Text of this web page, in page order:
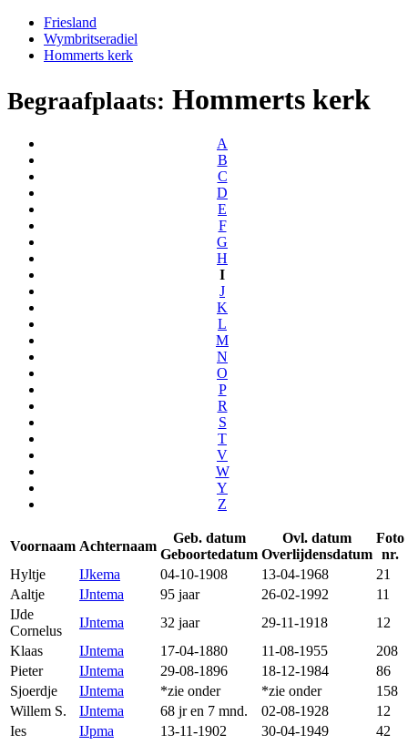
Friesland
Wymbritseradiel
Hommerts kerk
Begraafplaats: Hommerts kerk
A
B
C
D
E
F
G
H
I
J
K
L
M
N
O
P
R
S
T
V
W
Y
Z
Voornaam Achternaam
Geb. datum
Geboortedatum
Ovl. datum
Overlijdensdatum
Foto
nr.
Hyltje
IJkema 04-10-1908 13-04-1968
21
Aaltje
IJntema 95 jaar 26-02-1992
11
IJde
Cornelus
IJntema 32 jaar 29-11-1918
12
Klaas
IJntema 17-04-1880 11-08-1955
208
Pieter
IJntema 29-08-1896 18-12-1984
86
Sjoerdje
IJntema *zie onder *zie onder
158
Willem S.
IJntema 68 jr en 7 mnd. 02-08-1928
12
Ies
IJpma 13-11-1902 30-04-1949 42